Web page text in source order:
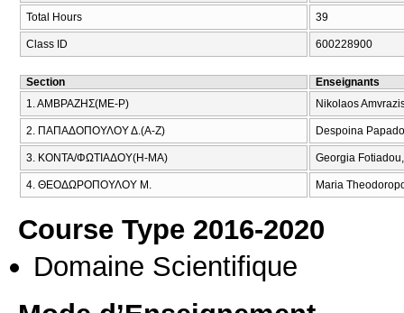
Total Hours 39
Class ID 600228900
Section
Enseignants
1. ΑΜΒΡΑΖΗΣ(ΜΕ-Ρ)
Nikolaos
2. ΠΑΠΑΔΟΠΟΥΛΟΥ Δ.(Α-Ζ) Despoina
3. ΚΟΝΤΑ/ΦΩΤΙΑΔΟΥ(Η-ΜΑ) Georgia
4. ΘΕΟΔΩΡΟΠΟΥΛΟΥ Μ. Maria
Course Type 2016-2020
Domaine Scientifique